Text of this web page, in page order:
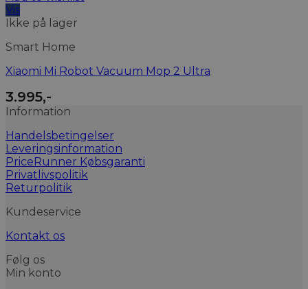
Vis
Ikke på lager
Smart Home
Xiaomi Mi Robot Vacuum Mop 2 Ultra
3.995,-
Information
Handelsbetingelser
Leveringsinformation
PriceRunner Købsgaranti
Privatlivspolitik
Returpolitik
Kundeservice
Kontakt os
Følg os
Min konto